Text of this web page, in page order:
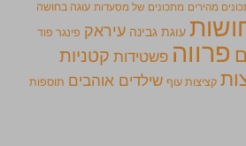
מהירים מתכונים של מסעדות עוגה בחושה
עוגת גבינה עיראק פינגר פוד
פרווה פשטידות קטניות
קציצות עוף שילדים אוהבים תוספות